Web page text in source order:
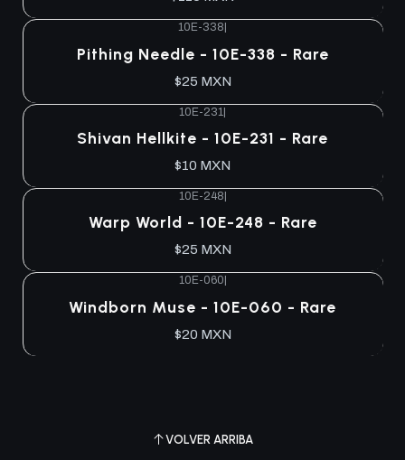
10E-338
Pithing Needle - 10E-338 - Rare
$25 MXN
10E-231 |
Shivan Hellkite - 10E-231 - Rare
$10 MXN
10E-248
Warp World - 10E-248 - Rare
$25 MXN
10E-060
Windborn Muse - 10E-060 - Rare
$20 MXN
VOLVER ARRIBA